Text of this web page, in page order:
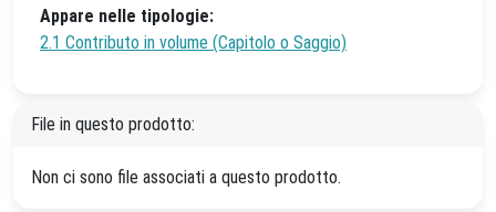
Appare nelle tipologie:
2.1 Contributo in volume (Capitolo o Saggio)
File in questo prodotto:
Non ci sono file associati a questo prodotto.